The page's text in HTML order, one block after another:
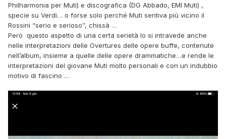
Philharmonia per Muti) e discografica (DG Abbado, EMI Muti) ,
specie su Verdi… o forse solo perché Muti sentiva più vicino il
Rossini “serio e serioso”, chissà …
Però questo aspetto di una certa serietà lo si intravede anche
nelle interpretazioni delle Overtures delle opere buffe, contenute
nell’album, insieme a quelle delle opere drammatiche…e rende le
interpretazioni del giovane Muti molto personali e con un indubbio
motivo di fascino …